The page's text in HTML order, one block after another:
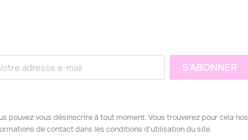
pouvez vous désinscrire à tout moment. Vous trouverez pour cela nos
de contact dans les conditions d'utilisation du site.